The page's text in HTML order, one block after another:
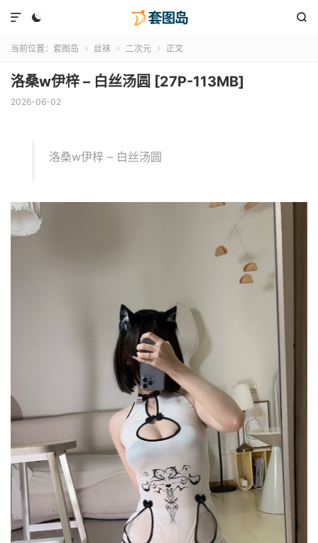
 

当前位置： 套图岛  丝袜  二次元  正文
洛桑w伊梓 – 白丝汤圆 [27P-113MB]
2026-06-02
洛桑w伊梓 – 白丝汤圆